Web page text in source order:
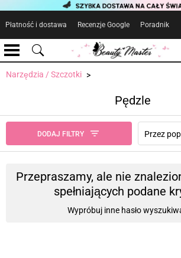
Płatność i dostawa Recenzje Google Poradnik
Narzędzia / Szczotki
Pędzle
DODAJ FILTRY Przez
Przepraszamy, ale nie
spełniających podane
Wypróbuj inne hasło